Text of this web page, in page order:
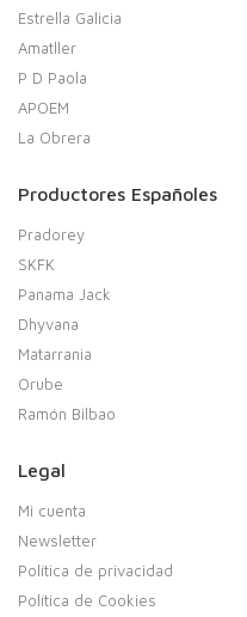
Estrella Galicia
Amatller
P D Paola
APOEM
La Obrera
Productores Españoles
Pradorey
SKFK
Panama Jack
Dhyvana
Matarrania
Orube
Ramón Bilbao
Legal
Mi cuenta
Newsletter
Política de privacidad
Política de Cookies